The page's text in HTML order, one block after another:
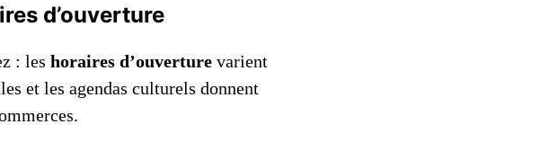
d’ouverture
: les horaires d’ouverture varient
et les agendas culturels donnent